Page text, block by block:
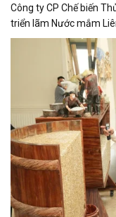
Công ty CP Chế biến
triển lãm Nước mắm
Vân Đồn, Phường Vĩnh
đầu tiên của một
đời nhất Việt Nam
kỷ XX đến nay.